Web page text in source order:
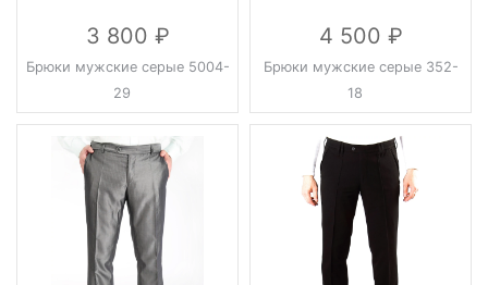
3 800
Брюки мужские серые 5004-
29
4 500
Брюки мужские серые 352-
18